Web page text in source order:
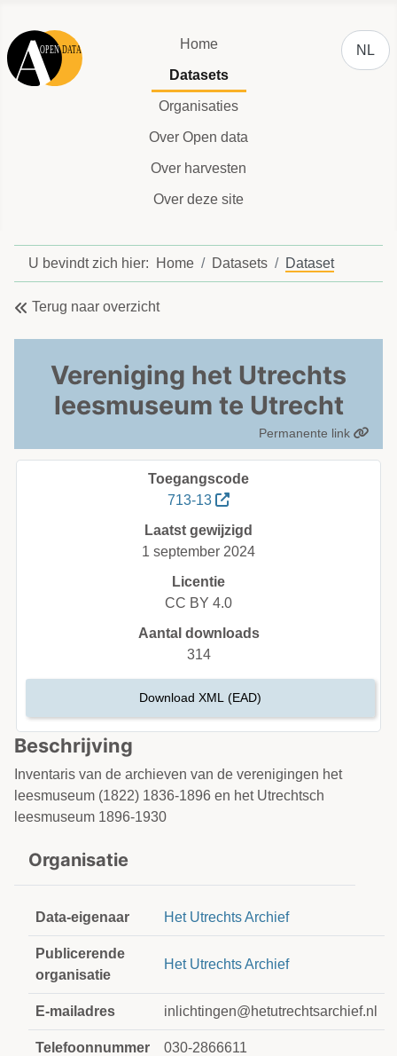
Home
Datasets
Organisaties
Over Open data
Over harvesten
Over deze site
NL
U bevindt zich hier: Home Datasets Dataset
Terug naar overzicht
Vereniging het Utrechts
leesmuseum te Utrecht
Permanente link
Beschrijving
Inventaris van de archieven van de verenigingen het
leesmuseum (1822) 1836-1896 en het Utrechtsch
leesmuseum 1896-1930
Organisatie
Data-eigenaar Het Utrechts Archief
Publicerende
organisatie
Het Utrechts Archief
E-mailadres inlichtingen@hetutrechtsarchief.nl
Telefoonnummer 030-2866611
Toegangscode
713-13
Laatst gewijzigd
1 september 2024
Licentie
CC BY 4.0
Aantal downloads
314
Download XML (EAD)